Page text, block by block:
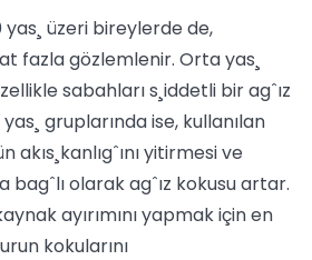
yas¸ üzeri bireylerde de,
fazla gözlemlenir. Orta yas¸
sabahları s¸iddetli bir agˆız
gruplarında ise, kullanılan
yitirmesi ve
olarak agˆız kokusu artar.
ayırımını yapmak için en
kokularını